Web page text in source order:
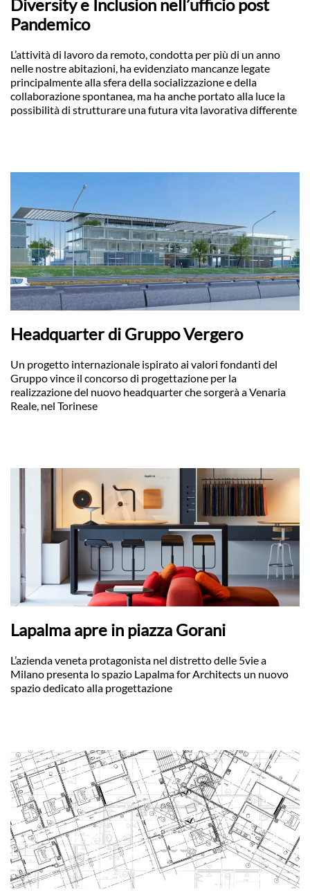
Diversity e Inclusion nell’ufficio post
Pandemico
L’attività di lavoro da remoto, condotta per più di un anno
nelle nostre abitazioni, ha evidenziato mancanze legate
principalmente alla sfera della socializzazione e della
collaborazione spontanea, ma ha anche portato alla luce la
possibilità di strutturare una futura vita lavorativa differente
Headquarter di Gruppo Vergero
Un progetto internazionale ispirato ai valori fondanti del
Gruppo vince il concorso di progettazione per la
realizzazione del nuovo headquarter che sorgerà a Venaria
Reale, nel Torinese
Lapalma apre in piazza Gorani
L’azienda veneta protagonista nel distretto delle 5vie a
Milano presenta lo spazio Lapalma for Architects un nuovo
spazio dedicato alla progettazione